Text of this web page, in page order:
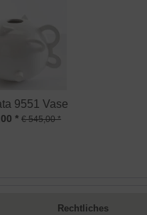
9551 Vase
* € 545,00 *
Rechtliches